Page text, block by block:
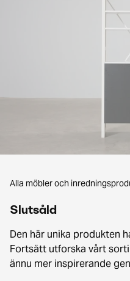
Alla möbler och
Slutsåld
Den här unika produkten
Fortsätt utforska vårt
ännu mer inspirerande